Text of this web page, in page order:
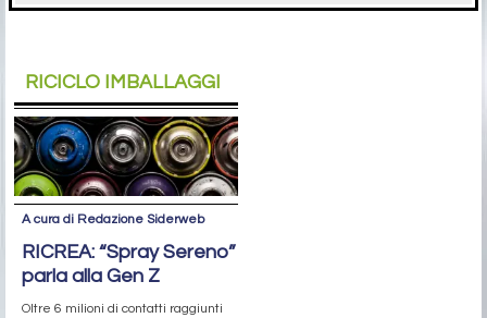
RICICLO IMBALLAGGI
A cura di Redazione Siderweb
RICREA: “Spray Sereno”
parla alla Gen Z
Oltre 6 milioni di contatti raggiunti